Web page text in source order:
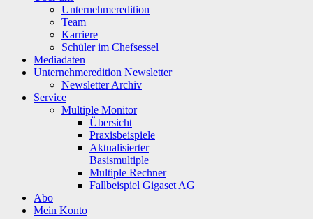
Unternehmeredition
Team
Karriere
Schüler im Chefsessel
Mediadaten
Unternehmeredition Newsletter
Newsletter Archiv
Service
Multiple Monitor
Übersicht
Praxisbeispiele
Aktualisierter
Basismultiple
Multiple Rechner
Fallbeispiel Gigaset AG
Abo
Mein Konto